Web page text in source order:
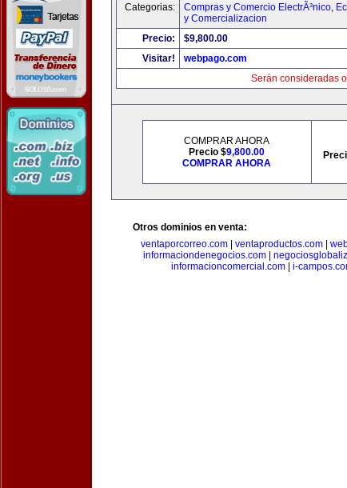
Categorias:
Compras y Comercio ElectrÃ³nico,
y Comercializacion
Precio:
$9,800.00
Visitar!
webpago.com
Serán consideradas
COMPRAR AHORA
Precio $9,800.00
COMPRAR AHORA
Otros dominios en venta:
ventaporcorreo.com
ventaproductos.com
informaciondenegocios.com|
informacioncomercial.com| i-